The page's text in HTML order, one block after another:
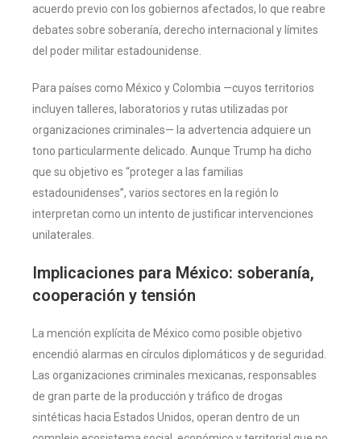
acuerdo previo con los gobiernos afectados, lo que reabre
debates sobre soberanía, derecho internacional y límites
del poder militar estadounidense.
Para países como México y Colombia —cuyos territorios
incluyen talleres, laboratorios y rutas utilizadas por
organizaciones criminales— la advertencia adquiere un
tono particularmente delicado. Aunque Trump ha dicho
que su objetivo es “proteger a las familias
estadounidenses”, varios sectores en la región lo
interpretan como un intento de justificar intervenciones
unilaterales.
Implicaciones para México: soberanía,
cooperación y tensión
La mención explícita de México como posible objetivo
encendió alarmas en círculos diplomáticos y de seguridad.
Las organizaciones criminales mexicanas, responsables
de gran parte de la producción y tráfico de drogas
sintéticas hacia Estados Unidos, operan dentro de un